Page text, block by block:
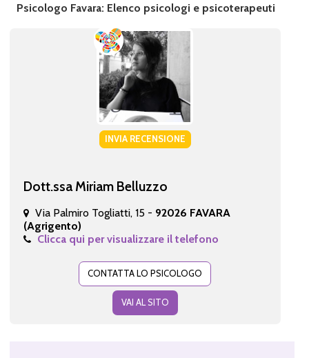
Psicologo Favara: Elenco psicologi e psicoterapeuti
INVIA RECENSIONE
Dott.ssa Miriam Belluzzo
Via Palmiro Togliatti, 15 - 92026 FAVARA
(Agrigento)
Clicca qui per visualizzare il telefono
CONTATTA LO PSICOLOGO
VAI AL SITO